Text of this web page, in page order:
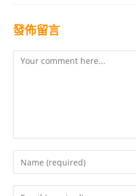
發佈留言
Comment
your